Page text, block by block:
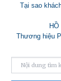
Tại sao
Thương hiệu